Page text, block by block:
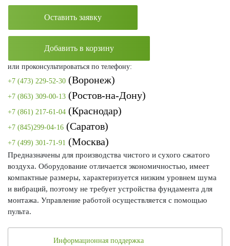
Оставить заявку
Добавить в корзину
или проконсультироваться по телефону:
+7 (473) 229-52-30 (Воронеж)
+7 (863) 309-00-13 (Ростов-на-Дону)
+7 (861) 217-61-04 (Краснодар)
+7 (845)299-04-16 (Саратов)
+7 (499) 301-71-91 (Москва)
Предназначены для производства чистого и сухого сжатого
воздуха. Оборудование отличается экономичностью, имеет
компактные размеры, характеризуется низким уровнем шума
и вибраций, поэтому не требует устройства фундамента для
монтажа. Управление работой осуществляется с помощью
пульта.
Информационная поддержка